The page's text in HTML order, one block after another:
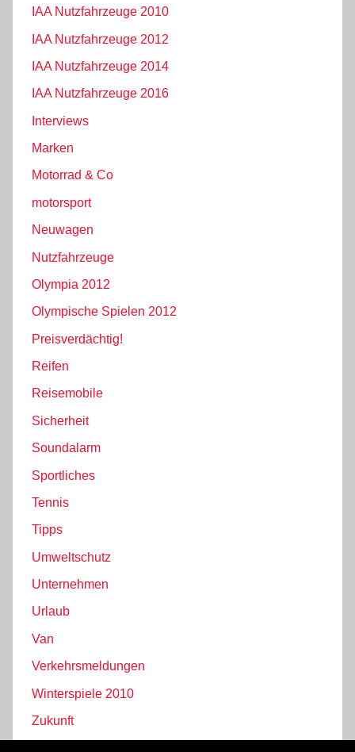
IAA Nutzfahrzeuge 2010
IAA Nutzfahrzeuge 2012
IAA Nutzfahrzeuge 2014
IAA Nutzfahrzeuge 2016
Interviews
Marken
Motorrad & Co
motorsport
Neuwagen
Nutzfahrzeuge
Olympia 2012
Olympische Spielen 2012
Preisverdächtig!
Reifen
Reisemobile
Sicherheit
Soundalarm
Sportliches
Tennis
Tipps
Umweltschutz
Unternehmen
Urlaub
Van
Verkehrsmeldungen
Winterspiele 2010
Zukunft